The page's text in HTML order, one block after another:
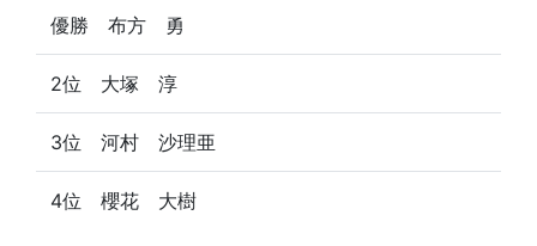
優勝 布方 勇
2位 大塚 淳
3位 河村 沙理亜
4位 櫻花 大樹